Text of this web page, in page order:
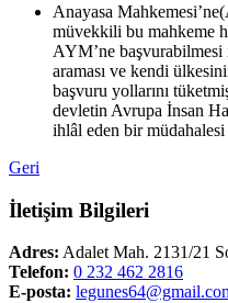
Anayasa
müvekkili bu mahkeme
AYM’ne başvurabilmesi
araması ve kendi
başvuru yollarını
devletin Avrupa İnsan
ihlâl eden bir müdahalesi
Geri
İletişim Bilgileri
Adres: Adalet Mah. 2131/21
Telefon: 0 232 462 2816
E-posta: